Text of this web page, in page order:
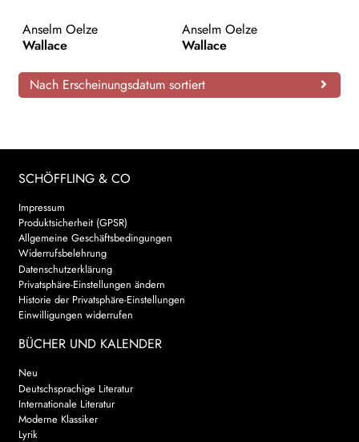
AKTUELLES
WEITERE VERLAGE
Search:
Anselm Oelze
Wallace
Anselm Oelze
Wallace
Nach Erscheinungsdatum sortiert
SCHÖFFLING & CO
Impressum
Produktsicherheit (GPSR)
Allgemeine Geschäftsbedingungen
Widerrufsbelehrung
Datenschutzerklärung
Privatsphäre-Einstellungen ändern
Historie der Privatsphäre-Einstellungen
Einwilligungen widerrufen
BÜCHER UND KALENDER
Neu
Deutschsprachige Literatur
Internationale Literatur
Moderne Klassiker
Lyrik